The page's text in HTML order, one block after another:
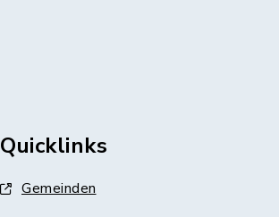
Quicklinks
Gemeinden